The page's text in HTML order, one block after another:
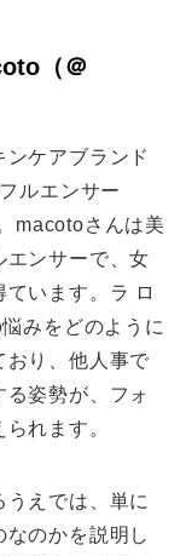
（＠
ケアブランド
ルエンサー
macotoさんは美
エンサーで、女
います。ラ ロ
みをどのように
おり、他人事で
姿勢が、フォ
れます。
えでは、単に
のかを説明し